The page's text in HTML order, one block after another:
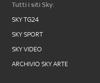
Tutti i siti Sky:
SKY TG24
SKY SPORT
SKY VIDEO
ARCHIVIO SKY ARTE